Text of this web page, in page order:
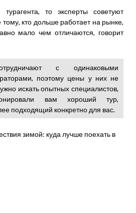
то эксперты советуют
тому, кто дольше работает на рынке,
мало чем отличаются, говорит
с одинаковыми
поэтому цены у них не
искать опытных специалистов,
вам хороший тур,
подходящий конкретно для вас.
зимой: куда лучше поехать в